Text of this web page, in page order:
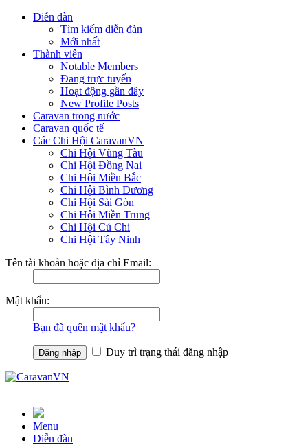
Diễn đàn
Tìm kiếm diễn đàn
Mới nhất
Thành viên
Notable Members
Đang trực tuyến
Hoạt động gần đây
New Profile Posts
Caravan trong nước
Caravan quốc tế
Các Chi Hội CaravanVN
Chi Hội Vũng Tàu
Chi Hội Đồng Nai
Chi Hội Miền Bắc
Chi Hội Bình Dương
Chi Hội Sài Gòn
Chi Hội Miền Trung
Chi Hội Củ Chi
Chi Hội Tây Ninh
Tên tài khoản hoặc địa chỉ Email:
Mật khẩu:
Bạn đã quên mật khẩu?
Duy trì trạng thái đăng nhập
Menu
Diễn đàn